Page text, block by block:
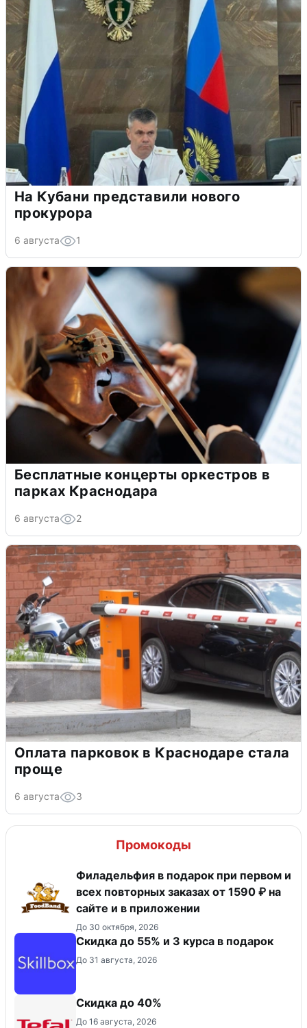
На Кубани представили нового
прокурора
6 августа 1
Бесплатные концерты оркестров в
парках Краснодара
6 августа 2
Оплата парковок в Краснодаре стала
проще
6 августа 3
Промокоды
Филадельфия в подарок при первом и
всех повторных заказах от 1590 ₽ на
сайте и в приложении
До 30 октября, 2026
Скидка до 55% и 3 курса в подарок
До 31 августа, 2026
Скидка до 40%
До 16 августа, 2026